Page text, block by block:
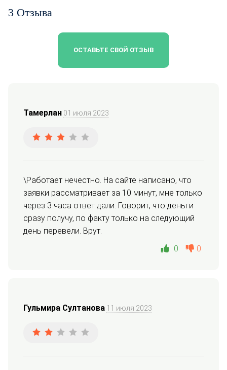
3 Отзыва
ОСТАВЬТЕ СВОЙ ОТЗЫВ
Тамерлан 01 июля 2023
\Работает нечестно. На сайте написано, что
заявки рассматривает за 10 минут, мне только
через 3 часа ответ дали. Говорит, что деньги
сразу получу, по факту только на следующий
день перевели. Врут.
0
0
Гульмира Султанова 11 июля 2023